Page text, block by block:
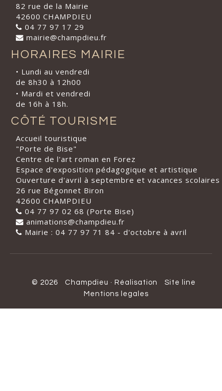
82 rue de la Mairie
42600 CHAMPDIEU
04 77 97 17 29
mairie@champdieu.fr
HORAIRES MAIRIE
• Lundi au vendredi
de 8h30 à 12h00
• Mardi et vendredi
de 16h à 18h.
CÔTÉ TOURISME
Accueil touristique
"Porte de Bise"
Centre de l'art roman en Forez
Espace d'exposition pédagogique et artistique
Ouverture d'avril à septembre et vacances scolaires
26 rue Bégonnet Biron
42600 CHAMPDIEU
04 77 97 02 68 (Porte Bise)
animations@champdieu.fr
Mairie : 04 77 97 71 84 - d'octobre à avril
© 2026 Champdieu · Réalisation
Site line
Mentions legales